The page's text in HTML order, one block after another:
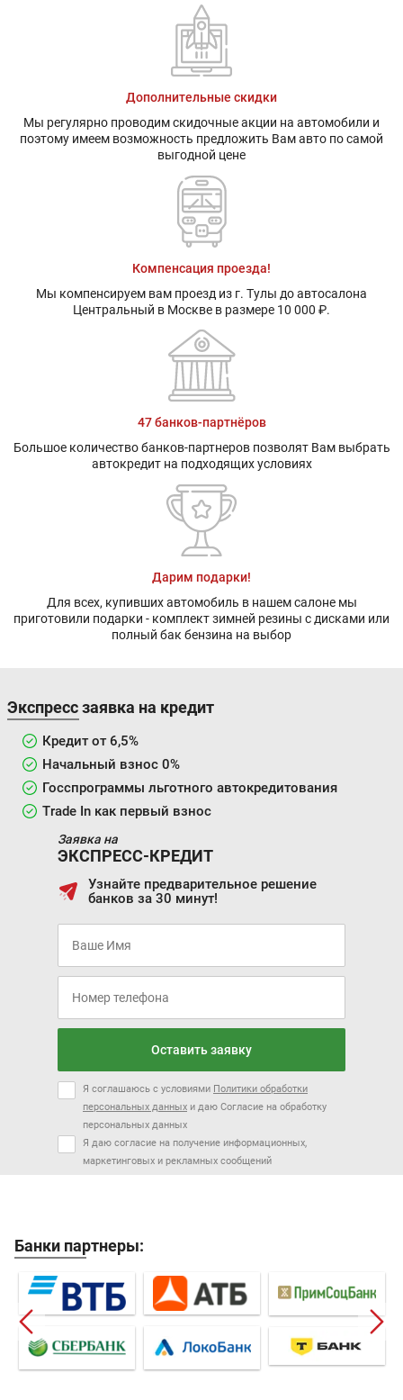
Дополнительные скидки
Мы регулярно проводим скидочные акции на автомобили и
поэтому имеем возможность предложить Вам авто по самой
выгодной цене
Компенсация проезда!
Мы компенсируем вам проезд из г. Тулы до автосалона
Центральный в Москве в размере 10 000 ₽.
47 банков-партнёров
Большое количество банков-партнеров позволят Вам выбрать
автокредит на подходящих условиях
Дарим подарки!
Для всех, купивших автомобиль в нашем салоне мы
приготовили подарки - комплект зимней резины с дисками или
полный бак бензина на выбор
Экспресс заявка на кредит
Кредит от 6,5%
Начальный взнос 0%
Госспрограммы льготного автокредитования
Trade In как первый взнос
Заявка на
ЭКСПРЕСС-КРЕДИТ
Узнайте предварительное решение
банков за 30 минут!
Оставить заявку
Я соглашаюсь с условиями Политики обработки
персональных данных и даю Согласие на обработку
персональных данных
Я даю согласие на получение информационных,
маркетинговых и рекламных сообщений
Банки партнеры: